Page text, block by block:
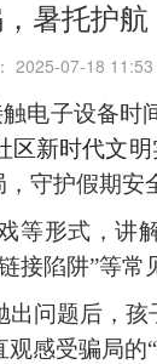
暑托护航
2025-07-18 11:53
电子设备时
区新时代文
守护假期安
等形式，讲
接陷阱”等常
问题后，
感受骗局的